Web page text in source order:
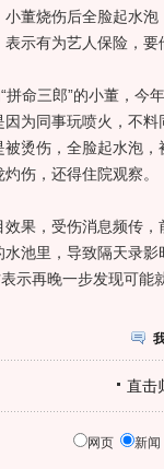
董烧伤后全脸起水
示有为艺人保险，要
命三郎”的小董，今
为同事玩喷火，不
被烫伤，全脸起水泡
伤，还得住院观察。
，受伤消息频传，
池里，导致隔天录
示再晚一步发现可
直击
网页 新闻